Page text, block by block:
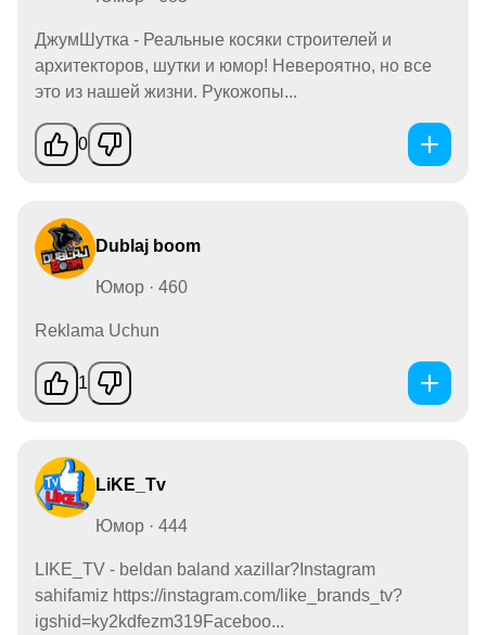
ДжумШутка - Реальные косяки строителей и
архитекторов, шутки и юмор! Невероятно, но все
это из нашей жизни. Рукожопы...
0
Dublaj boom
Юмор · 460
Reklama Uchun
1
LiKE_Tv
Юмор · 444
LIKE_TV - beldan baland xazillar?Instagram
sahifamiz https://instagram.com/like_brands_tv?
igshid=ky2kdfezm319Faceboo...